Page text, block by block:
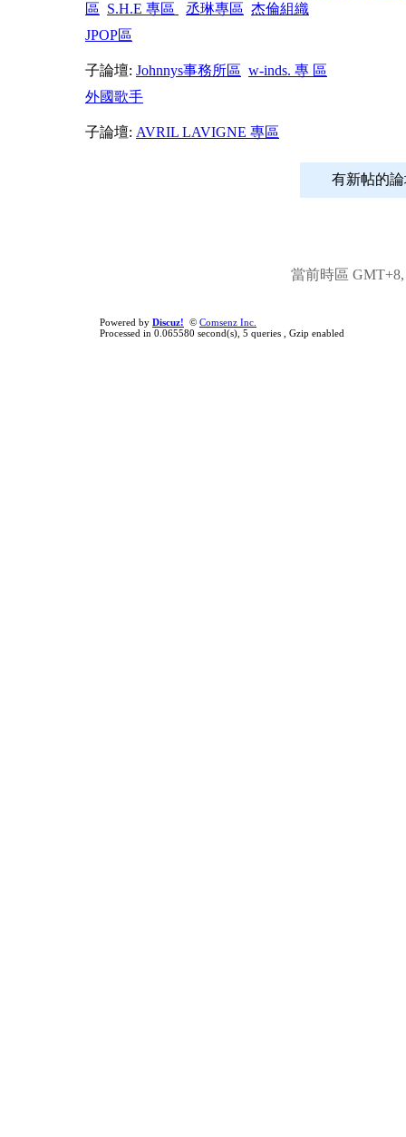
區 S.H.E 專區 丞琳專區 杰倫組織
JPOP區
子論壇: Johnnys事務所區 w-inds. 專 區
外國歌手
子論壇: AVRIL LAVIGNE 專區
有新帖
當前時區 GMT+8,
Powered by Discuz! © Comsenz Inc.
Processed in 0.065580 second(s), 5 queries , Gzip enabled